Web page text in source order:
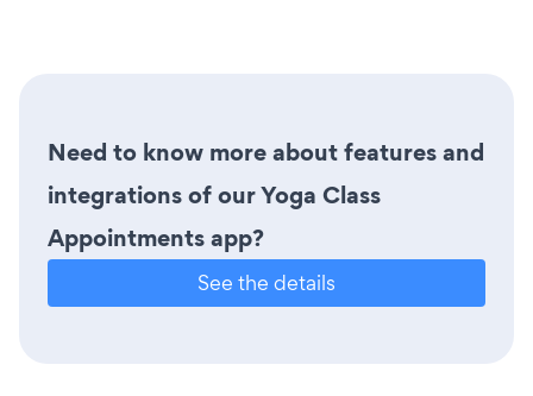
Need to know more about features and
integrations of our Yoga Class
Appointments app?
See the details